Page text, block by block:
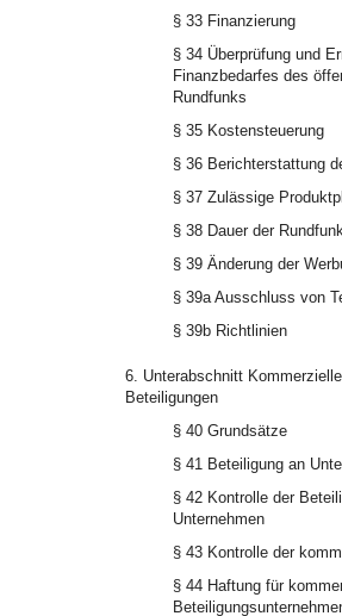
§ 33 Finanzierung
§ 34 Überprüfung und
Finanzbedarfes des
Rundfunks
§ 35 Kostensteuerung
§ 36 Berichterstattung
§ 37 Zulässige
§ 38 Dauer der
§ 39 Änderung der
§ 39a Ausschluss von
§ 39b Richtlinien
6. Unterabschnitt
Beteiligungen
§ 40 Grundsätze
§ 41 Beteiligung an
§ 42 Kontrolle der
Unternehmen
§ 43 Kontrolle der
§ 44 Haftung für